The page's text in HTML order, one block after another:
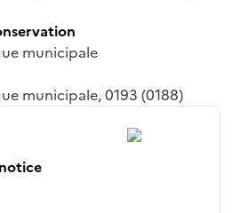
municipale
municipale, 0193 (0188)